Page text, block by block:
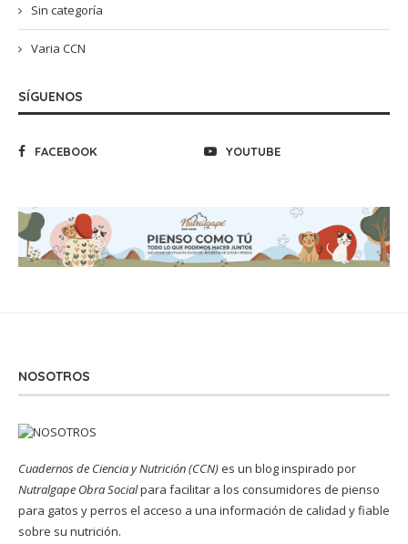
Sin categoría
Varia CCN
SÍGUENOS
FACEBOOK YOUTUBE
NOSOTROS
Cuadernos de Ciencia y Nutrición (CCN)es un blog inspirado por
Nutralgape Obra Socialpara facilitar a los consumidores de pienso
para gatos y perros el acceso a una información de calidad y fiable
sobre su nutrición.